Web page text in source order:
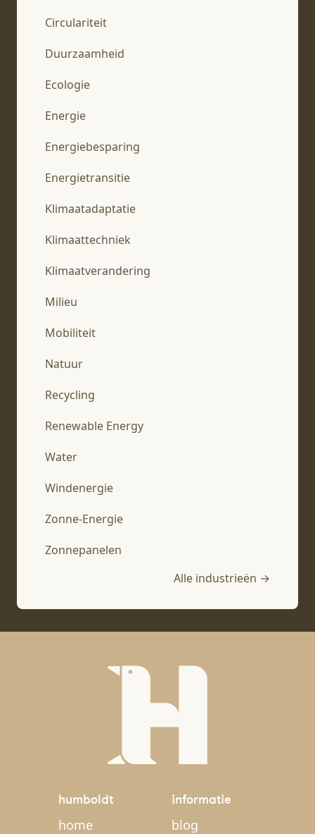
Circulariteit
Duurzaamheid
Ecologie
Energie
Energiebesparing
Energietransitie
Klimaatadaptatie
Klimaattechniek
Klimaatverandering
Milieu
Mobiliteit
Natuur
Recycling
Renewable Energy
Water
Windenergie
Zonne-Energie
Zonnepanelen
Alle industrieën →
humboldt
home
informatie
blog